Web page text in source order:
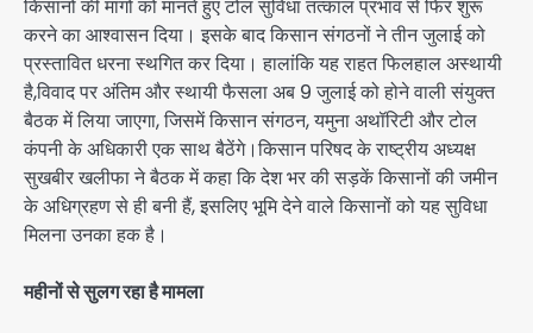
किसानों की मांगों को मानते हुए टोल सुविधा तत्काल प्रभाव से फिर शुरू
करने का आश्वासन दिया। इसके बाद किसान संगठनों ने तीन जुलाई को
प्रस्तावित धरना स्थगित कर दिया। हालांकि यह राहत फिलहाल अस्थायी
है,विवाद पर अंतिम और स्थायी फैसला अब 9 जुलाई को होने वाली संयुक्त
बैठक में लिया जाएगा, जिसमें किसान संगठन, यमुना अथॉरिटी और टोल
कंपनी के अधिकारी एक साथ बैठेंगे।किसान परिषद के राष्ट्रीय अध्यक्ष
सुखबीर खलीफा ने बैठक में कहा कि देश भर की सड़कें किसानों की जमीन
के अधिग्रहण से ही बनी हैं, इसलिए भूमि देने वाले किसानों को यह सुविधा
मिलना उनका हक है।
महीनों से सुलग रहा है मामला